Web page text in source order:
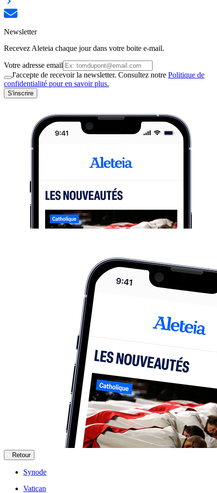
Newsletter
Recevez Aleteia chaque jour dans votre boite e-mail.
Votre adresse email
J'accepte de recevoir la newsletter. Consultez notre Politique de
confidentialité pour en savoir plus.
S'inscrire
Retour
Synode
Vatican